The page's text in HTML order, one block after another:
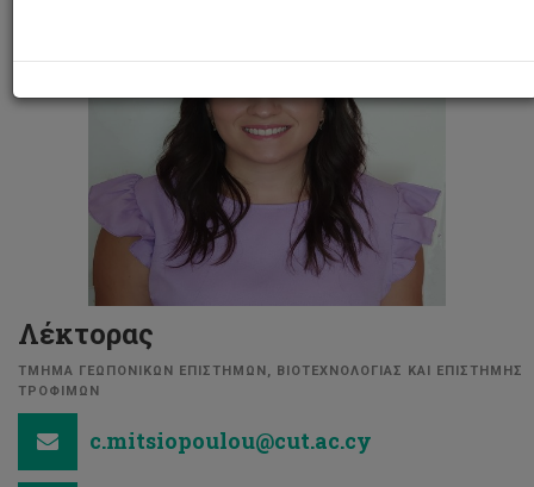
Λέκτορας
ΤΜΗΜΑ ΓΕΩΠΟΝΙΚΩΝ ΕΠΙΣΤΗΜΩΝ, ΒΙΟΤΕΧΝΟΛΟΓΙΑΣ ΚΑΙ ΕΠΙΣΤΗΜΗΣ
ΤΡΟΦΙΜΩΝ
c.mitsiopoulou@cut.ac.cy